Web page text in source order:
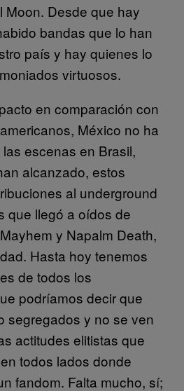
Moon. Desde que hay
bandas que lo han
país y hay quienes lo
virtuosos.
en comparación con
México no ha
escenas en Brasil,
alcanzado, estos
al underground
que llegó a oídos de
y Napalm Death,
Hasta hoy tenemos
de todos los
podríamos decir que
segregados y no se ven
actitudes elitistas que
todos lados donde
fandom. Falta mucho, sí;